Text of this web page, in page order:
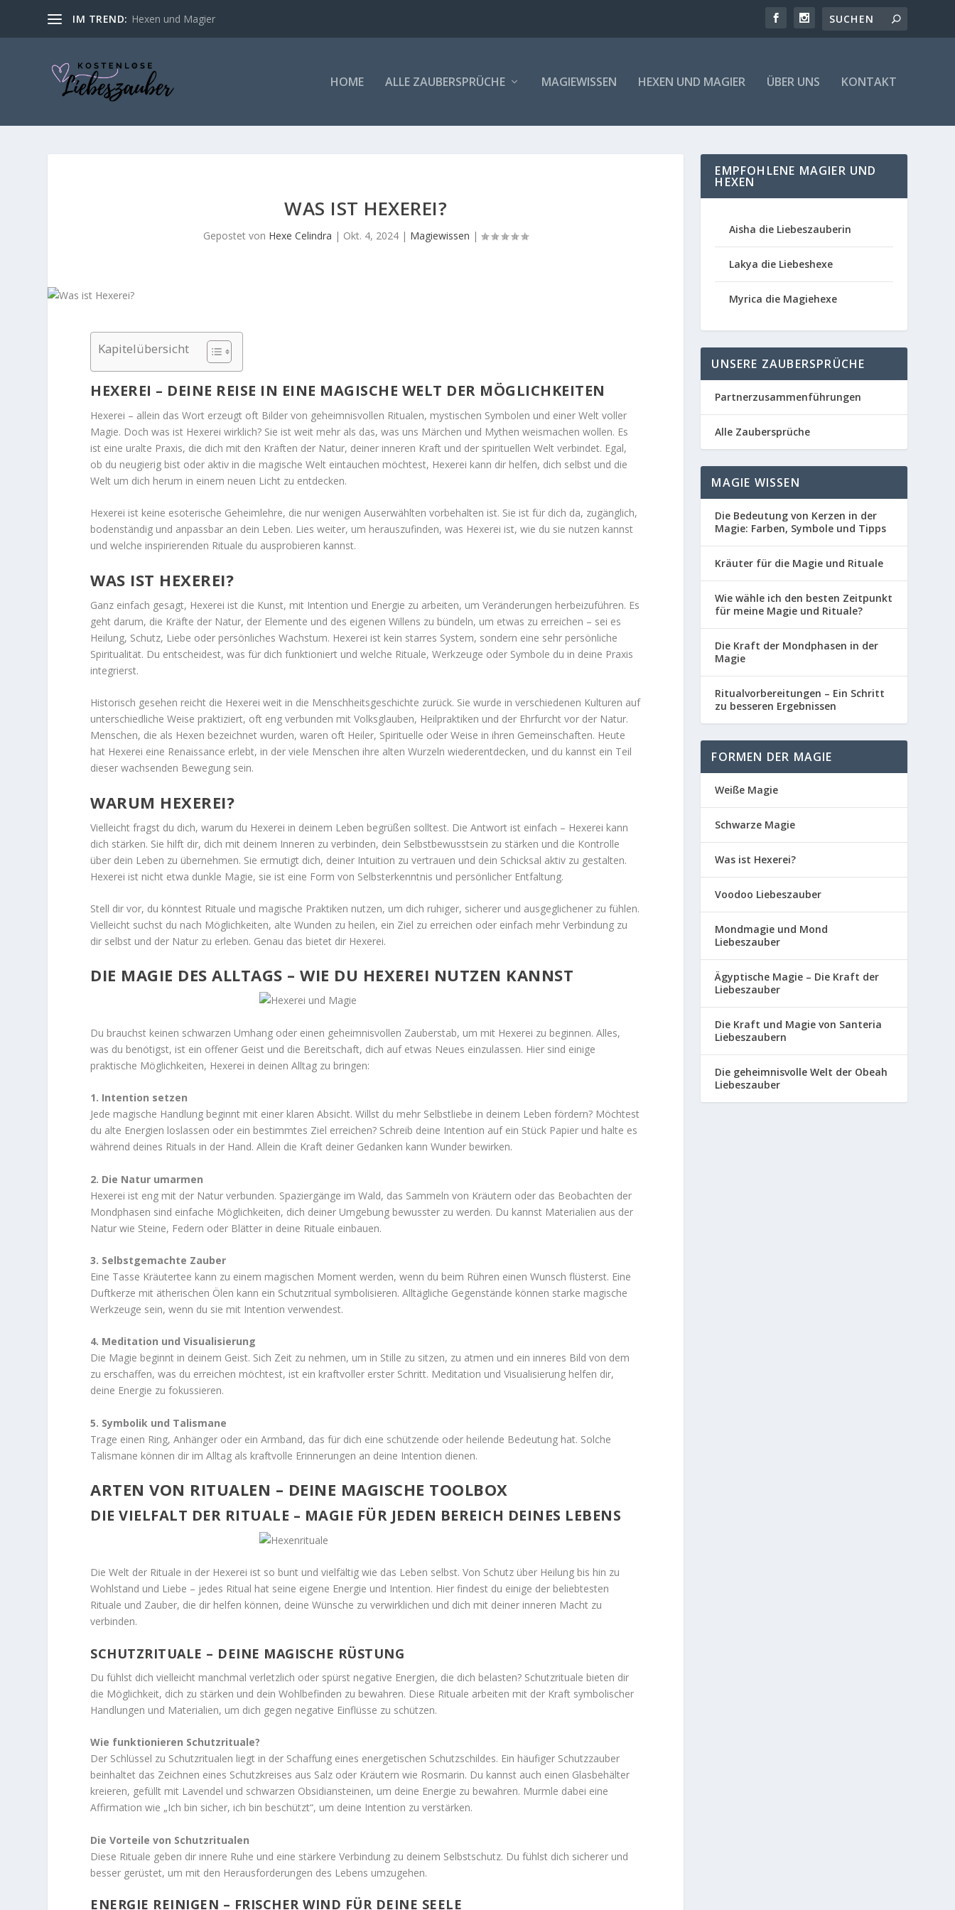
IM TREND: Die Bedeutung von Kerzen in der Magie: Farben, Symbole ...
HOME ALLE ZAUBERSPRÜCHE MAGIEWISSEN HEXEN UND MAGIER ÜBER UNS KONTAKT
WAS IST HEXEREI?
Gepostet von Hexe Celindra | Okt. 4, 2024 | Magiewissen |
Kapitelübersicht
HEXEREI – DEINE REISE IN EINE MAGISCHE WELT DER MÖGLICHKEITEN
Hexerei – allein das Wort erzeugt oft Bilder von geheimnisvollen Ritualen, mystischen Symbolen und einer Welt voller
Magie. Doch was ist Hexerei wirklich? Sie ist weit mehr als das, was uns Märchen und Mythen weismachen wollen. Es
ist eine uralte Praxis, die dich mit den Kräften der Natur, deiner inneren Kraft und der spirituellen Welt verbindet. Egal,
ob du neugierig bist oder aktiv in die magische Welt eintauchen möchtest, Hexerei kann dir helfen, dich selbst und die
Welt um dich herum in einem neuen Licht zu entdecken.
Hexerei ist keine esoterische Geheimlehre, die nur wenigen Auserwählten vorbehalten ist. Sie ist für dich da, zugänglich,
bodenständig und anpassbar an dein Leben. Lies weiter, um herauszufinden, was Hexerei ist, wie du sie nutzen kannst
und welche inspirierenden Rituale du ausprobieren kannst.
WAS IST HEXEREI?
Ganz einfach gesagt, Hexerei ist die Kunst, mit Intention und Energie zu arbeiten, um Veränderungen herbeizuführen. Es
geht darum, die Kräfte der Natur, der Elemente und des eigenen Willens zu bündeln, um etwas zu erreichen – sei es
Heilung, Schutz, Liebe oder persönliches Wachstum. Hexerei ist kein starres System, sondern eine sehr persönliche
Spiritualität. Du entscheidest, was für dich funktioniert und welche Rituale, Werkzeuge oder Symbole du in deine Praxis
integrierst.
Historisch gesehen reicht die Hexerei weit in die Menschheitsgeschichte zurück. Sie wurde in verschiedenen Kulturen auf
unterschiedliche Weise praktiziert, oft eng verbunden mit Volksglauben, Heilpraktiken und der Ehrfurcht vor der Natur.
Menschen, die als Hexen bezeichnet wurden, waren oft Heiler, Spirituelle oder Weise in ihren Gemeinschaften. Heute
hat Hexerei eine Renaissance erlebt, in der viele Menschen ihre alten Wurzeln wiederentdecken, und du kannst ein Teil
dieser wachsenden Bewegung sein.
WARUM HEXEREI?
Vielleicht fragst du dich, warum du Hexerei in deinem Leben begrüßen solltest. Die Antwort ist einfach – Hexerei kann
dich stärken. Sie hilft dir, dich mit deinem Inneren zu verbinden, dein Selbstbewusstsein zu stärken und die Kontrolle
über dein Leben zu übernehmen. Sie ermutigt dich, deiner Intuition zu vertrauen und dein Schicksal aktiv zu gestalten.
Hexerei ist nicht etwa dunkle Magie, sie ist eine Form von Selbsterkenntnis und persönlicher Entfaltung.
Stell dir vor, du könntest Rituale und magische Praktiken nutzen, um dich ruhiger, sicherer und ausgeglichener zu fühlen.
Vielleicht suchst du nach Möglichkeiten, alte Wunden zu heilen, ein Ziel zu erreichen oder einfach mehr Verbindung zu
dir selbst und der Natur zu erleben. Genau das bietet dir Hexerei.
DIE MAGIE DES ALLTAGS – WIE DU HEXEREI NUTZEN KANNST
Du brauchst keinen schwarzen Umhang oder einen geheimnisvollen Zauberstab, um mit Hexerei zu beginnen. Alles,
was du benötigst, ist ein offener Geist und die Bereitschaft, dich auf etwas Neues einzulassen. Hier sind einige
praktische Möglichkeiten, Hexerei in deinen Alltag zu bringen:
1. Intention setzen
Jede magische Handlung beginnt mit einer klaren Absicht. Willst du mehr Selbstliebe in deinem Leben fördern? Möchtest
du alte Energien loslassen oder ein bestimmtes Ziel erreichen? Schreib deine Intention auf ein Stück Papier und halte es
während deines Rituals in der Hand. Allein die Kraft deiner Gedanken kann Wunder bewirken.
2. Die Natur umarmen
Hexerei ist eng mit der Natur verbunden. Spaziergänge im Wald, das Sammeln von Kräutern oder das Beobachten der
Mondphasen sind einfache Möglichkeiten, dich deiner Umgebung bewusster zu werden. Du kannst Materialien aus der
Natur wie Steine, Federn oder Blätter in deine Rituale einbauen.
3. Selbstgemachte Zauber
Eine Tasse Kräutertee kann zu einem magischen Moment werden, wenn du beim Rühren einen Wunsch flüsterst. Eine
Duftkerze mit ätherischen Ölen kann ein Schutzritual symbolisieren. Alltägliche Gegenstände können starke magische
Werkzeuge sein, wenn du sie mit Intention verwendest.
4. Meditation und Visualisierung
Die Magie beginnt in deinem Geist. Sich Zeit zu nehmen, um in Stille zu sitzen, zu atmen und ein inneres Bild von dem
zu erschaffen, was du erreichen möchtest, ist ein kraftvoller erster Schritt. Meditation und Visualisierung helfen dir,
deine Energie zu fokussieren.
5. Symbolik und Talismane
Trage einen Ring, Anhänger oder ein Armband, das für dich eine schützende oder heilende Bedeutung hat. Solche
Talismane können dir im Alltag als kraftvolle Erinnerungen an deine Intention dienen.
ARTEN VON RITUALEN – DEINE MAGISCHE TOOLBOX
DIE VIELFALT DER RITUALE – MAGIE FÜR JEDEN BEREICH DEINES LEBENS
Die Welt der Rituale in der Hexerei ist so bunt und vielfältig wie das Leben selbst. Von Schutz über Heilung bis hin zu
Wohlstand und Liebe – jedes Ritual hat seine eigene Energie und Intention. Hier findest du einige der beliebtesten
Rituale und Zauber, die dir helfen können, deine Wünsche zu verwirklichen und dich mit deiner inneren Macht zu
verbinden.
SCHUTZRITUALE – DEINE MAGISCHE RÜSTUNG
Du fühlst dich vielleicht manchmal verletzlich oder spürst negative Energien, die dich belasten? Schutzrituale bieten dir
die Möglichkeit, dich zu stärken und dein Wohlbefinden zu bewahren. Diese Rituale arbeiten mit der Kraft symbolischer
Handlungen und Materialien, um dich gegen negative Einflüsse zu schützen.
Wie funktionieren Schutzrituale?
Der Schlüssel zu Schutzritualen liegt in der Schaffung eines energetischen Schutzschildes. Ein häufiger Schutzzauber
beinhaltet das Zeichnen eines Schutzkreises aus Salz oder Kräutern wie Rosmarin. Du kannst auch einen Glasbehälter
kreieren, gefüllt mit Lavendel und schwarzen Obsidiansteinen, um deine Energie zu bewahren. Murmle dabei eine
Affirmation wie „Ich bin sicher, ich bin beschützt“, um deine Intention zu verstärken.
Die Vorteile von Schutzritualen
Diese Rituale geben dir innere Ruhe und eine stärkere Verbindung zu deinem Selbstschutz. Du fühlst dich sicherer und
besser gerüstet, um mit den Herausforderungen des Lebens umzugehen.
ENERGIE REINIGEN – FRISCHER WIND FÜR DEINE SEELE
EMPFOHLENE MAGIER UND
HEXEN
Aisha die Liebeszauberin
Lakya die Liebeshexe
Myrica die Magiehexe
UNSERE ZAUBERSPRÜCHE
Partnerzusammenführungen
Alle Zaubersprüche
MAGIE WISSEN
Die Bedeutung von Kerzen in der
Magie: Farben, Symbole und Tipps
Kräuter für die Magie und Rituale
Wie wähle ich den besten Zeitpunkt
für meine Magie und Rituale?
Die Kraft der Mondphasen in der
Magie
Ritualvorbereitungen – Ein Schritt
zu besseren Ergebnissen
FORMEN DER MAGIE
Weiße Magie
Schwarze Magie
Was ist Hexerei?
Voodoo Liebeszauber
Mondmagie und Mond
Liebeszauber
Ägyptische Magie – Die Kraft der
Liebeszauber
Die Kraft und Magie von Santeria
Liebeszaubern
Die geheimnisvolle Welt der Obeah
Liebeszauber